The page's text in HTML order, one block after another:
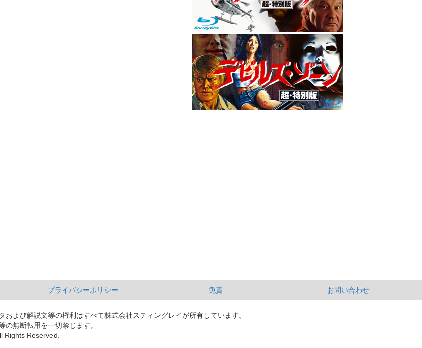
プライバシーポリシー 免責 お問い合わせ
および解説文等の権利はすべて株式会社スティングレイが所有しています。
の無断転用を一切禁じます。
Rights Reserved.